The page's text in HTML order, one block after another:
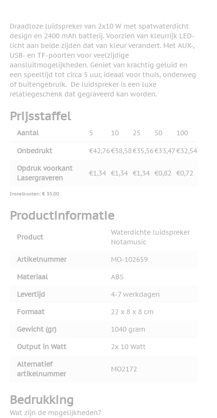
Draadloze luidspreker van 2x10 W met spatwaterdicht
design en 2400 mAh batterij. Voorzien van kleurrijk LED-
licht aan beide zijden dat van kleur verandert. Met AUX-,
USB- en TF-poorten voor veelzijdige
aansluitmogelijkheden. Geniet van krachtig geluid en
een speeltijd tot circa 5 uur, ideaal voor thuis, onderweg
of buitengebruik. De luidspreker is een luxe
relatiegeschenk dat gegraveerd kan worden.
Prijsstaffel
Aantal 5 10 25 50 100
Onbedrukt €42,76€38,58€35,56€33,47€32,54
Opdruk voorkant
Lasergraveren
€1,34 €1,34 €1,34 €0,82 €0,72
Instelkosten: € 35,00
Productinformatie
Product
Waterdichte luidspreker
Notamusic
Artikelnummer
MO-102659
Materiaal
ABS
Levertijd
4-7 werkdagen
Formaat
22 x 8 x 8 cm
Gewicht (gr)
1040 gram
Output in Watt
2x 10 Watt
Alternatief
artikelnummer
MO2172
Bedrukking
Wat zijn de mogelijkheden?